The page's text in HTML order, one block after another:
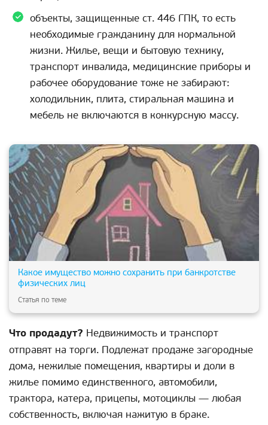
объекты, защищенные ст. 446 ГПК, то есть
необходимые гражданину для нормальной
жизни. Жилье, вещи и бытовую технику,
транспорт инвалида, медицинские приборы и
рабочее оборудование тоже не забирают:
холодильник, плита, стиральная машина и
мебель не включаются в конкурсную массу.
Какое имущество можно сохранить при банкротстве
физических лиц
Статья по теме
Что продадут? Недвижимость и транспорт
отправят на торги. Подлежат продаже загородные
дома, нежилые помещения, квартиры и доли в
жилье помимо единственного, автомобили,
трактора, катера, прицепы, мотоциклы — любая
собственность, включая нажитую в браке.